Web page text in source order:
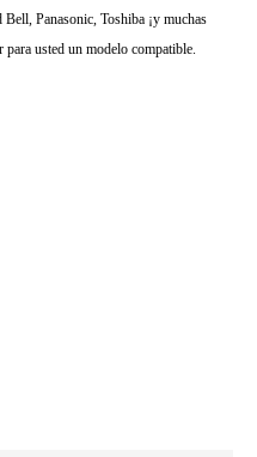
Panasonic, Toshiba ¡y muchas
usted un modelo compatible.